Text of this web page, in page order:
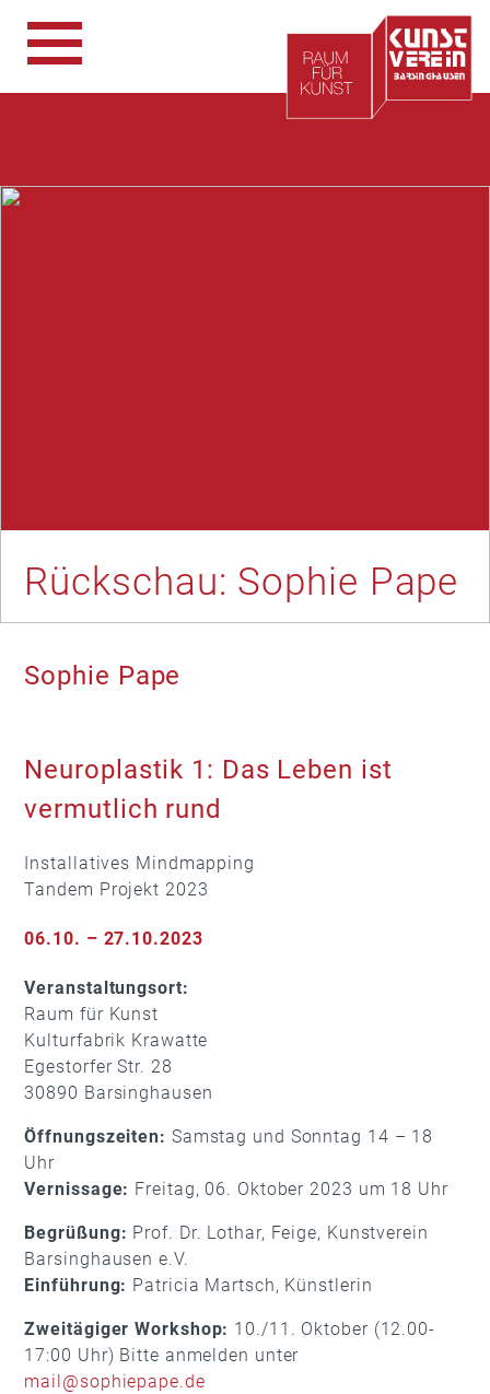
Rückschau: Sophie Pape
Sophie Pape
Neuroplastik 1: Das Leben ist
vermutlich rund
Installatives Mindmapping
Tandem Projekt 2023
06.10. – 27.10.2023
Veranstaltungsort:
Raum für Kunst
Kulturfabrik Krawatte
Egestorfer Str. 28
30890 Barsinghausen
Öffnungszeiten: Samstag und Sonntag 14 – 18
Uhr
Vernissage: Freitag, 06. Oktober 2023 um 18 Uhr
Begrüßung: Prof. Dr. Lothar, Feige, Kunstverein
Barsinghausen e.V.
Einführung: Patricia Martsch, Künstlerin
Zweitägiger Workshop: 10./11. Oktober (12.00-
17:00 Uhr) Bitte anmelden unter
mail@sophiepape.de